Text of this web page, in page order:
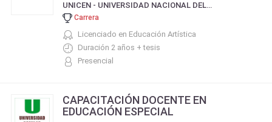
UNICEN - UNIVERSIDAD NACIONAL DEL CENTRO DE LA PROVINCIA DE BUENOS AIRES
Carrera
Licenciado en Educación Artística
Duración 2 años + tesis
Presencial
CAPACITACIÓN DOCENTE EN
EDUCACIÓN ESPECIAL